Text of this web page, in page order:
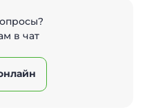
в чат